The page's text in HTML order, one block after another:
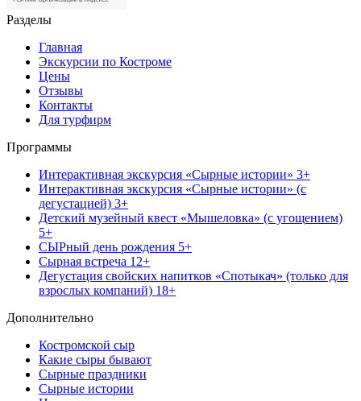
Разделы
Главная
Экскурсии по Костроме
Цены
Отзывы
Контакты
Для турфирм
Программы
Интерактивная экскурсия «Сырные истории» 3+
Интерактивная экскурсия «Сырные истории» (с
дегустацией) 3+
Детский музейный квест «Мышеловка» (с угощением)
5+
СЫРный день рождения 5+
Сырная встреча 12+
Дегустация свойских напитков «Спотыкач» (только для
взрослых компаний) 18+
Дополнительно
Костромской сыр
Какие сыры бывают
Сырные праздники
Сырные истории